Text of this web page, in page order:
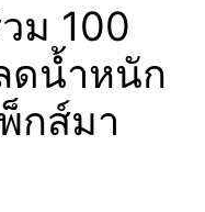
ม 100
ดน้ำหนัก
กส์มา